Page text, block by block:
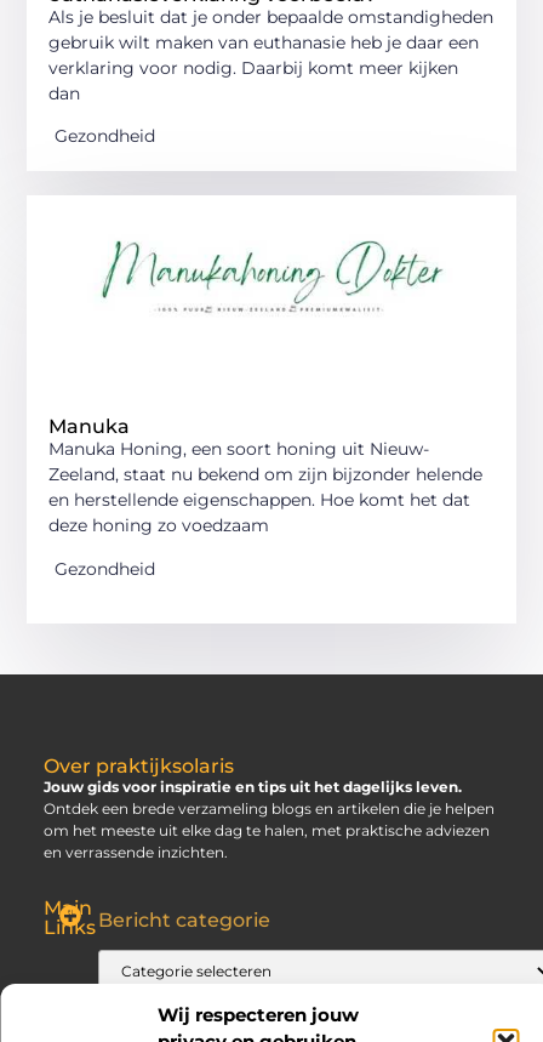
Wij respecteren jouw
Als je besluit dat je onder bepaalde omstandigheden
gebruik wilt maken van euthanasie heb je daar een
verklaring voor nodig. Daarbij komt meer kijken
dan
Gezondheid
Manuka
Manuka Honing, een soort honing uit Nieuw-
Zeeland, staat nu bekend om zijn bijzonder helende
en herstellende eigenschappen. Hoe komt het dat
deze honing zo voedzaam
Gezondheid
Over praktijksolaris
Jouw gids voor inspiratie en tips uit het dagelijks leven.
Ontdek een brede verzameling blogs en artikelen die je helpen
om het meeste uit elke dag te halen, met praktische adviezen
en verrassende inzichten.
Main
LinksBericht categorie